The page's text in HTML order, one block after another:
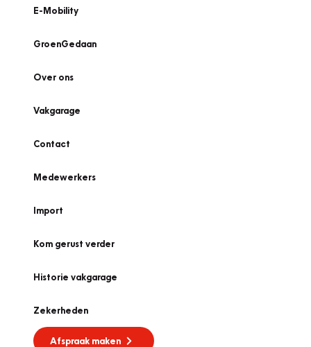
E-Mobility
GroenGedaan
Over ons
Vakgarage
Contact
Medewerkers
Import
Kom gerust verder
Historie vakgarage
Zekerheden
Afspraak maken